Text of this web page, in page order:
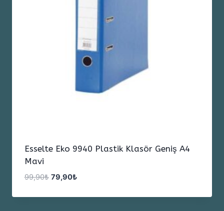
Esselte Eko 9940 Plastik Klasör Geniş A4
Mavi
99,90₺ Orijinal
99,90₺.
79,90₺Şu
fiyat: